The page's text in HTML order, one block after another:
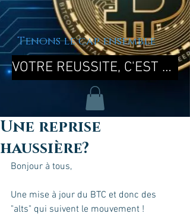
Tenons le cap ensemble
VOTRE REUSSITE, C'EST MA REUSSITE !
Une reprise
haussière?
Bonjour à tous,
Une mise à jour du BTC et donc des
"alts" qui suivent le mouvement !